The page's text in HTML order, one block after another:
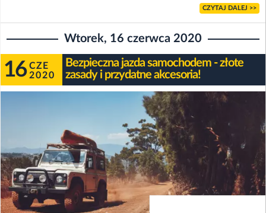
CZYTAJ DALEJ >>
Wtorek, 16 czerwca 2020
16 CZE
2020
Bezpieczna jazda samochodem - złote
zasady i przydatne akcesoria!